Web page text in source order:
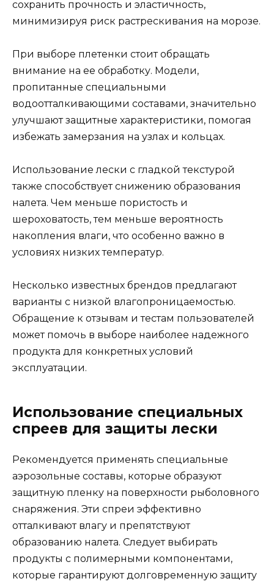
сохранить прочность и эластичность,
минимизируя риск растрескивания на морозе.
При выборе плетенки стоит обращать
внимание на ее обработку. Модели,
пропитанные специальными
водоотталкивающими составами, значительно
улучшают защитные характеристики, помогая
избежать замерзания на узлах и кольцах.
Использование лески с гладкой текстурой
также способствует снижению образования
налета. Чем меньше пористость и
шероховатость, тем меньше вероятность
накопления влаги, что особенно важно в
условиях низких температур.
Несколько известных брендов предлагают
варианты с низкой влагопроницаемостью.
Обращение к отзывам и тестам пользователей
может помочь в выборе наиболее надежного
продукта для конкретных условий
эксплуатации.
Использование специальных
спреев для защиты лески
Рекомендуется применять специальные
аэрозольные составы, которые образуют
защитную пленку на поверхности рыболовного
снаряжения. Эти спреи эффективно
отталкивают влагу и препятствуют
образованию налета. Следует выбирать
продукты с полимерными компонентами,
которые гарантируют долговременную защиту